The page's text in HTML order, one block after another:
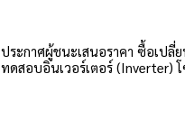
ประกาศผู้ชนะเสนอราคา ซื้อเปลี่
ทดสอบอินเวอร์เตอร์ (Inverter)